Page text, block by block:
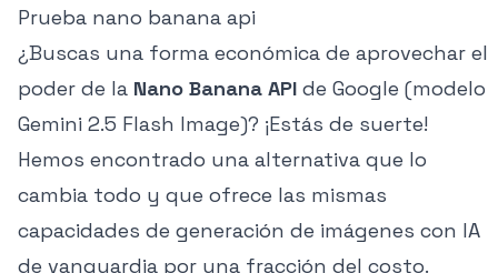
Prueba nano banana api
¿Buscas una forma económica de aprovechar el
poder de la Nano Banana API de Google (modelo
Gemini 2.5 Flash Image)? ¡Estás de suerte!
Hemos encontrado una alternativa que lo
cambia todo y que ofrece las mismas
capacidades de generación de imágenes con IA
de vanguardia por una fracción del costo.